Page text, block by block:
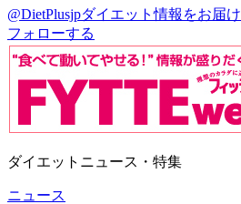
@DietPlusjpダイエット情報をお届
フォローする
ダイエットニュース・特集
ニュース